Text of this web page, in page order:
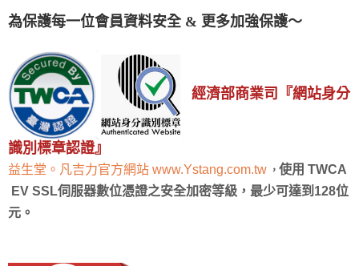
為保護每一位會員資料安全 & 更多加強保護～
經濟部商業司『網站身分
識別標章認證』
益生堂。凡吉力官方網站 www.Ystang.com.tw ， 使用 TWCA
EV SSL伺服器數位憑證之安全加密等級，最少可達到128位
元。